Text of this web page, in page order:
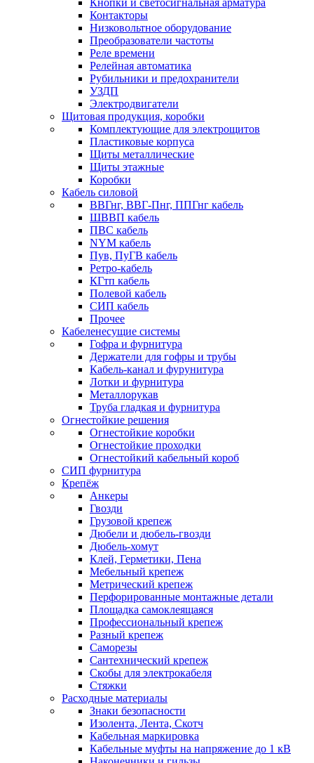
Кнопки и светосигнальная арматура
Контакторы
Низковольтное оборудование
Преобразователи частоты
Реле времени
Релейная автоматика
Рубильники и предохранители
УЗДП
Электродвигатели
Щитовая продукция, коробки
Комплектующие для электрощитов
Пластиковые корпуса
Щиты металлические
Щиты этажные
Коробки
Кабель силовой
ВВГнг, ВВГ-Пнг, ППГнг кабель
ШВВП кабель
ПВС кабель
NYM кабель
Пув, ПуГВ кабель
Ретро-кабель
КГтп кабель
Полевой кабель
СИП кабель
Прочее
Кабеленесущие системы
Гофра и фурнитура
Держатели для гофры и трубы
Кабель-канал и фурунитура
Лотки и фурнитура
Металлорукав
Труба гладкая и фурнитура
Огнестойкие решения
Огнестойкие коробки
Огнестойкие проходки
Огнестойкий кабельный короб
СИП фурнитура
Крепёж
Анкеры
Гвозди
Грузовой крепеж
Дюбели и дюбель-гвозди
Дюбель-хомут
Клей, Герметики, Пена
Мебельный крепеж
Метрический крепеж
Перфорированные монтажные детали
Площадка самоклеящаяся
Профессиональный крепеж
Разный крепеж
Саморезы
Сантехнический крепеж
Скобы для электрокабеля
Стяжки
Расходные материалы
Знаки безопасности
Изолента, Лента, Скотч
Кабельная маркировка
Кабельные муфты на напряжение до 1 кВ